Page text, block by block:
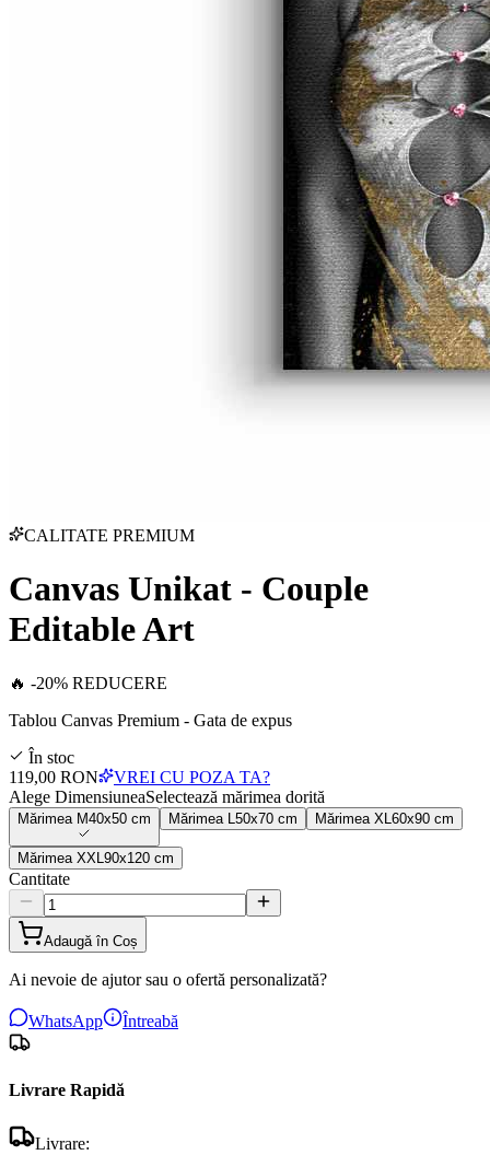
CALITATE PREMIUM
Canvas Unikat - Couple
Editable Art
🔥 -20% REDUCERE
Tablou Canvas Premium - Gata de expus
În stoc
119,00 RON
VREI CU POZA TA?
Alege DimensiuneaSelectează mărimea dorită
Mărimea M40x50 cm Mărimea 50x70 cm Mărimea XL 60x90 cm
Mărimea XXL 90x120 cm
Cantitate
Adaugă în Coș
Ai nevoie de ajutor sau o ofertă personalizată?
WhatsApp Întreabă
Livrare Rapidă
Livrare: